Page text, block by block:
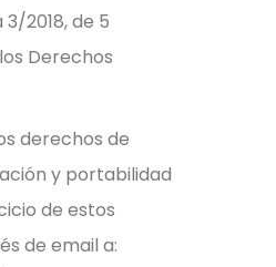
2018, de 5
Derechos
derechos de
y portabilidad
de estos
de email a: